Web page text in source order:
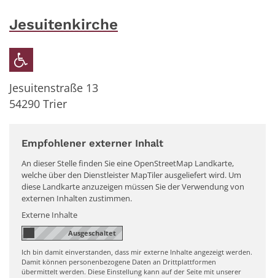
Jesuitenkirche
Jesuitenstraße 13
54290 Trier
Empfohlener externer Inhalt
An dieser Stelle finden Sie eine OpenStreetMap Landkarte,
welche über den Dienstleister MapTiler ausgeliefert wird. Um
diese Landkarte anzuzeigen müssen Sie der Verwendung von
externen Inhalten zustimmen.
Externe Inhalte
Ich bin damit einverstanden, dass mir externe Inhalte angezeigt werden.
Damit können personenbezogene Daten an Drittplattformen
übermittelt werden. Diese Einstellung kann auf der Seite mit unserer